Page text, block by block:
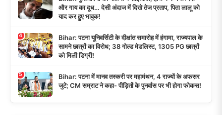
और गाय का दूध… देसी अंदाज में दिखे तेज प्रताप, पिता लालू को
याद कर हुए भावुक!
4
Bihar: पटना यूनिवर्सिटी के दीक्षांत समारोह में हंगामा, राज्यपाल के
सामने छात्रों का विरोध; 38 गोल्ड मेडलिस्ट, 1305 PG छात्रों
को मिली डिग्री!
5
Bihar: पटना में मानव तस्करी पर महामंथन, 4 राज्यों के अफसर
जुटे; CM सम्राट ने कहा- पीड़ितों के पुनर्वास पर भी होगा फोकस!